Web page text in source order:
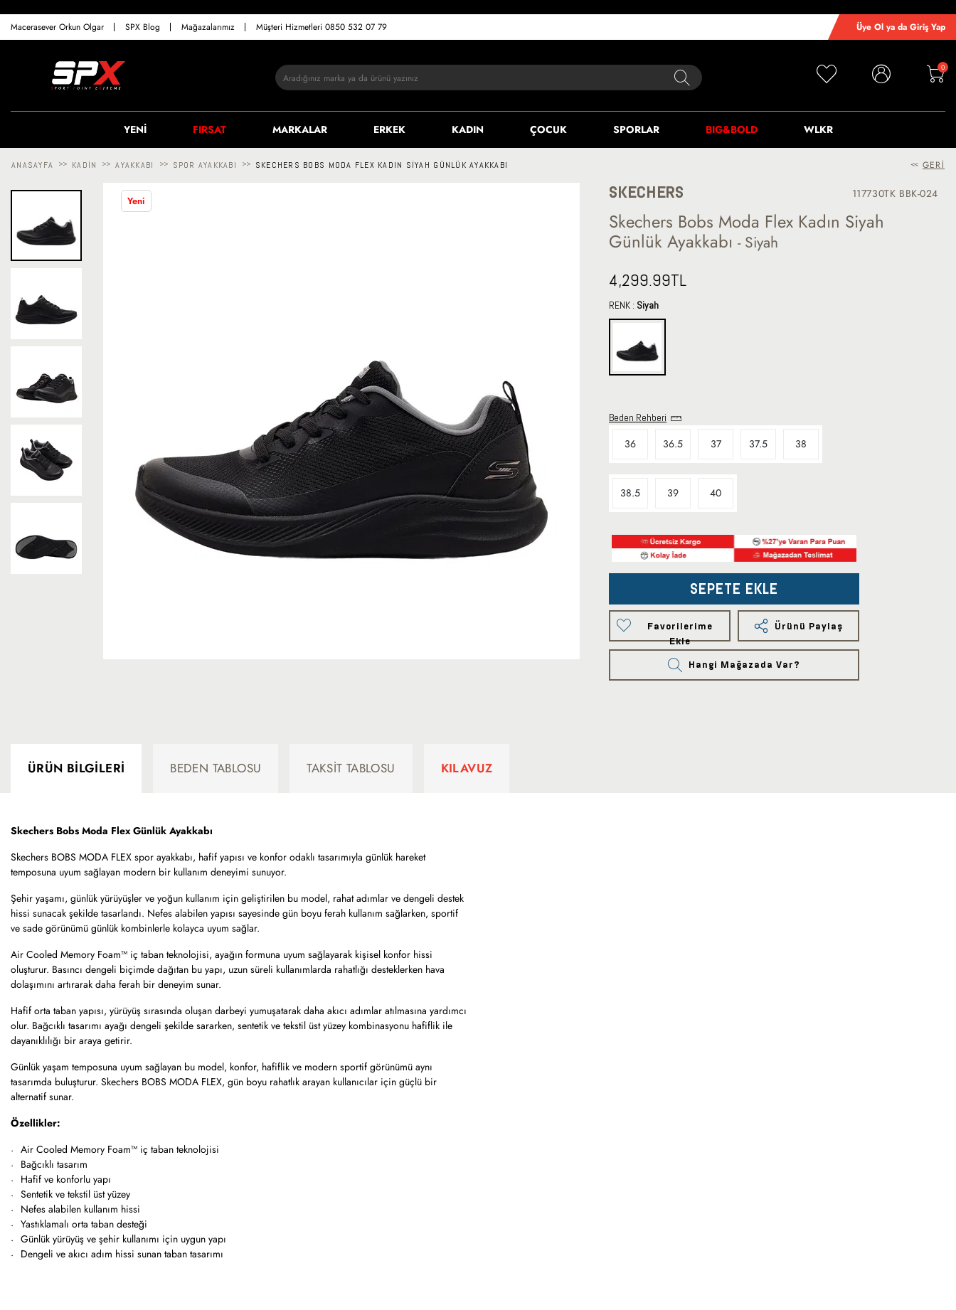
Macerasever Orkun Olgar SPX Blog Mağazalarımız Müşteri Hizmetleri 0850 532 07 79 Üye Ol ya da Giriş Yap
0
YENİ FIRSAT MARKALAR ERKEK KADIN ÇOCUK SPORLAR BIG&BOLD WLKR
ANASAYFA >> KADIN >> AYAKKABI >> SPOR AYAKKABI >> SKECHERS BOBS MODA FLEX KADIN SIYAH GÜNLÜK AYAKKABI << GERI
Yeni SKECHERS 117730TK BBK-024
Skechers Bobs Moda Flex Kadın Siyah
Günlük Ayakkabı - Siyah
4,299.99TL
RENK : Siyah
Beden Rehberi
36 36.5 37 37.5 38
38.5 39 40
SEPETE EKLE
Favorilerime
Ekle
Ürünü Paylaş
Hangi Mağazada Var?
ÜRÜN BILGILERI BEDEN TABLOSU TAKSIT TABLOSU KILAVUZ
Skechers Bobs Moda Flex Günlük Ayakkabı
Skechers BOBS MODA FLEX spor ayakkabı, hafif yapısı ve konfor odaklı tasarımıyla günlük hareket
temposuna uyum sağlayan modern bir kullanım deneyimi sunuyor.
Şehir yaşamı, günlük yürüyüşler ve yoğun kullanım için geliştirilen bu model, rahat adımlar ve dengeli destek
hissi sunacak şekilde tasarlandı. Nefes alabilen yapısı sayesinde gün boyu ferah kullanım sağlarken, sportif
ve sade görünümü günlük kombinlerle kolayca uyum sağlar.
Air Cooled Memory Foam™ iç taban teknolojisi, ayağın formuna uyum sağlayarak kişisel konfor hissi
oluşturur. Basıncı dengeli biçimde dağıtan bu yapı, uzun süreli kullanımlarda rahatlığı desteklerken hava
dolaşımını artırarak daha ferah bir deneyim sunar.
Hafif orta taban yapısı, yürüyüş sırasında oluşan darbeyi yumuşatarak daha akıcı adımlar atılmasına yardımcı
olur. Bağcıklı tasarımı ayağı dengeli şekilde sararken, sentetik ve tekstil üst yüzey kombinasyonu hafiflik ile
dayanıklılığı bir araya getirir.
Günlük yaşam temposuna uyum sağlayan bu model, konfor, hafiflik ve modern sportif görünümü aynı
tasarımda buluşturur. Skechers BOBS MODA FLEX, gün boyu rahatlık arayan kullanıcılar için güçlü bir
alternatif sunar.
Özellikler:
Air Cooled Memory Foam™ iç taban teknolojisi
Bağcıklı tasarım
Hafif ve konforlu yapı
Sentetik ve tekstil üst yüzey
Nefes alabilen kullanım hissi
Yastıklamalı orta taban desteği
Günlük yürüyüş ve şehir kullanımı için uygun yapı
Dengeli ve akıcı adım hissi sunan taban tasarımı